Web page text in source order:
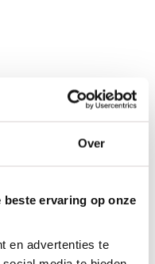
Over
ervaring op onze
en advertenties te
12 Inversed